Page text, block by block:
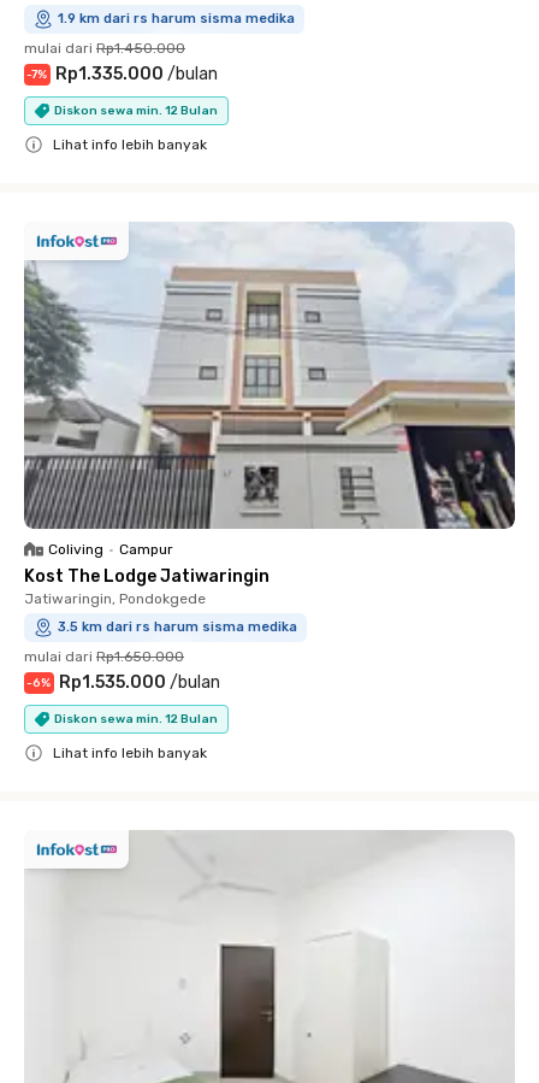
1.9 km dari rs harum sisma medika
mulai dari Rp1.450.000
-7% Rp1.335.000 /bulan
Diskon sewa min. 12 Bulan
Lihat info lebih banyak
Coliving • Campur
Kost The Lodge Jatiwaringin
Jatiwaringin, Pondokgede
3.5 km dari rs harum sisma medika
mulai dari Rp1.650.000
-6% Rp1.535.000 /bulan
Diskon sewa min. 12 Bulan
Lihat info lebih banyak